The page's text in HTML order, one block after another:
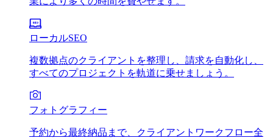
ローカルSEO
複数拠点のクライアントを整理し、請求を自動化し、
すべてのプロジェクトを軌道に乗せましょう。
フォトグラフィー
予約から最終納品まで、クライアントワークフロー全